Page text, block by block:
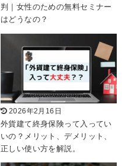
判｜女性のための無料セミナー
はどうなの？
2026年2月16日
外貨建て終身保険って入ってい
いの？メリット、デメリット、
正しい使い方を解説。